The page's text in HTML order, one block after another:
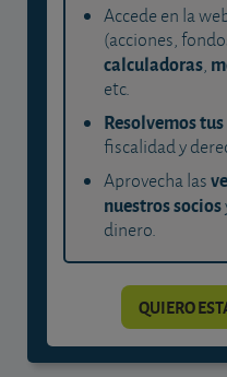
Accede en la
(acciones,
calculadoras,
etc.
Resolvemos
fiscalidad y
Aprovecha las
nuestros socios
dinero.
QUIERO